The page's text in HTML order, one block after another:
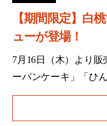
【期間限定】白
ューが登場！
7月16日（木）より
ーパンケーキ」「ひ